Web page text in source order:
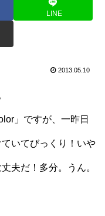
LINE
2013.05.10
」ですが、一昨日
いてびっくり！いや
夫だ！多分。うん。